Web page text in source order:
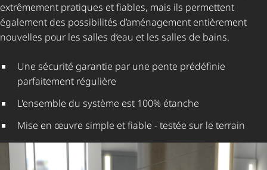
extrêmement pratiques et fiables, mais ils permettent
également des possibilités d’aménagement entièrement
nouvelles pour les salles d’eau et les salles de bains.
Une sécurité garantie par une pente prédéfinie
parfaitement régulière
L'ensemble du système est 100% étanche
Mise en œuvre simple et fiable - testée sur le terrain